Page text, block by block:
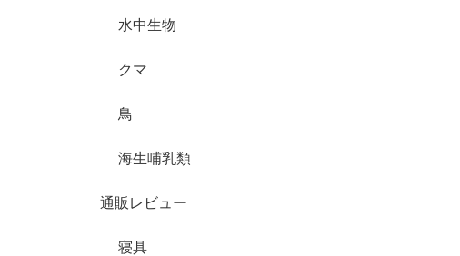
水中生物
クマ
鳥
海生哺乳類
通販レビュー
寝具